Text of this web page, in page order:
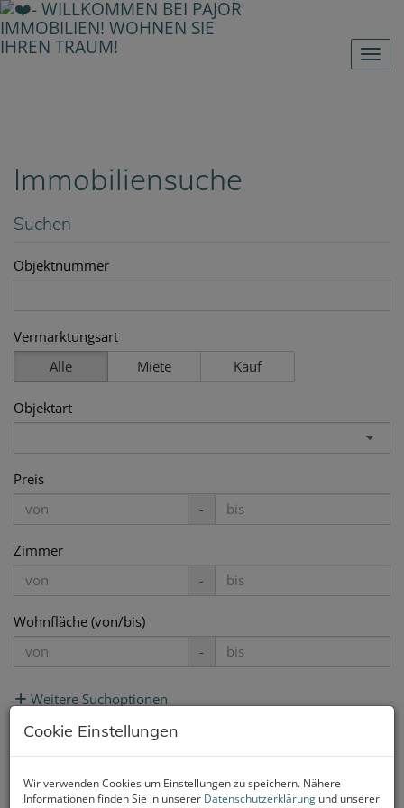
Immobiliensuche
Suchen
Objektnummer
Vermarktungsart
Alle
Miete Kauf
Objektart
Preis
-
Zimmer
-
Wohnfläche (von/bis)
-
Weitere Suchoptionen
Filter zurücksetzen
Cookie Einstellungen
Wir verwenden Cookies um Einstellungen zu speichern. Nähere
Informationen finden Sie in unserer Datenschutzerklärung und unserer